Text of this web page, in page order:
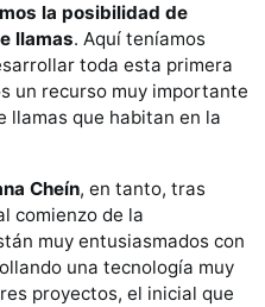
la posibilidad de
llamas. Aquí teníamos
toda esta primera
un recurso muy importante
llamas que habitan en la
Cheín, en tanto, tras
comienzo de la
muy entusiasmados con
una tecnología muy
proyectos, el inicial que